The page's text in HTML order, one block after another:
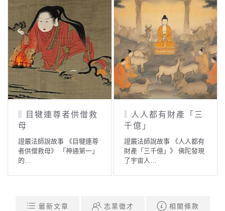
目犍連尊者供僧救
母
證嚴法師說故事 《目犍連尊
者供僧救母》 「神通第一」
的…
人人都有財產「三
千億」
證嚴法師說故事 《人人都有
財產「三千億」》 佛陀發現
了宇宙人…
最新文章 志業徵才 相關條款